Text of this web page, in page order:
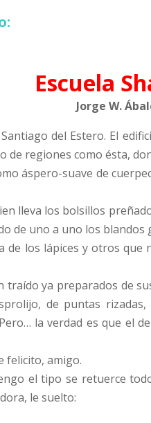
Escuela
Jorge W.
del Estero. El
de regiones como ésta,
áspero-suave de
lleva los bolsillos
de uno a uno los
de los lápices y otros que
ya preparados de
de puntas
la verdad es que el
felicito, amigo.
el tipo se retuerce
le suelto: